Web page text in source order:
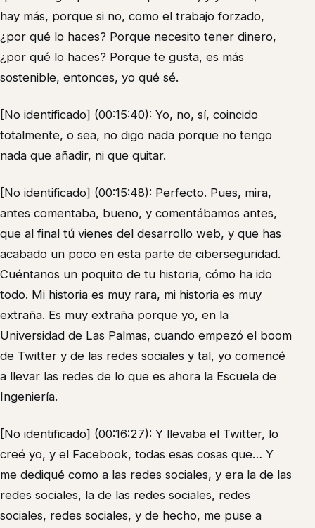
hay más, porque si no, como el trabajo forzado,
¿por qué lo haces? Porque necesito tener dinero,
¿por qué lo haces? Porque te gusta, es más
sostenible, entonces, yo qué sé.
[No identificado] (00:15:40): Yo, no, sí, coincido
totalmente, o sea, no digo nada porque no tengo
nada que añadir, ni que quitar.
[No identificado] (00:15:48): Perfecto. Pues, mira,
antes comentaba, bueno, y comentábamos antes,
que al final tú vienes del desarrollo web, y que has
acabado un poco en esta parte de ciberseguridad.
Cuéntanos un poquito de tu historia, cómo ha ido
todo. Mi historia es muy rara, mi historia es muy
extraña. Es muy extraña porque yo, en la
Universidad de Las Palmas, cuando empezó el boom
de Twitter y de las redes sociales y tal, yo comencé
a llevar las redes de lo que es ahora la Escuela de
Ingeniería.
[No identificado] (00:16:27): Y llevaba el Twitter, lo
creé yo, y el Facebook, todas esas cosas que… Y
me dediqué como a las redes sociales, y era la de las
redes sociales, la de las redes sociales, redes
sociales, redes sociales, y de hecho, me puse a